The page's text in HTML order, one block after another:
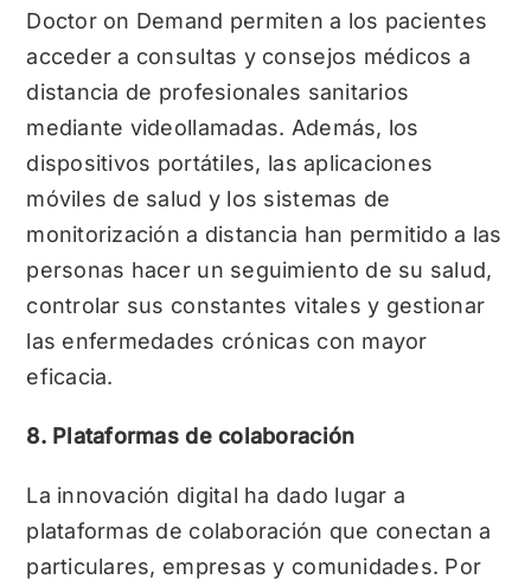
Doctor on Demand permiten a los pacientes
acceder a consultas y consejos médicos a
distancia de profesionales sanitarios
mediante videollamadas. Además, los
dispositivos portátiles, las aplicaciones
móviles de salud y los sistemas de
monitorización a distancia han permitido a las
personas hacer un seguimiento de su salud,
controlar sus constantes vitales y gestionar
las enfermedades crónicas con mayor
eficacia.
8. Plataformas de colaboración
La innovación digital ha dado lugar a
plataformas de colaboración que conectan a
particulares, empresas y comunidades. Por